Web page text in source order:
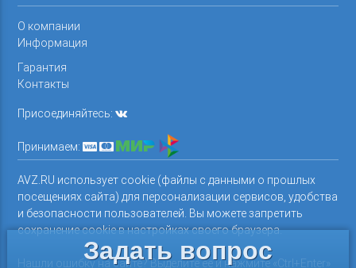
О компании
Информация
Гарантия
Контакты
Присоединяйтесь:
Принимаем:
AVZ.RU использует cookie (файлы с данными о прошлых
посещениях сайта) для персонализации сервисов, удобства
и безопасности пользователей. Вы можете запретить
сохранение cookie в настройках своего браузера.
Нашли ошибку на сайте? Выделите ее и нажмите «Ctrl+Enter»
Задать вопрос